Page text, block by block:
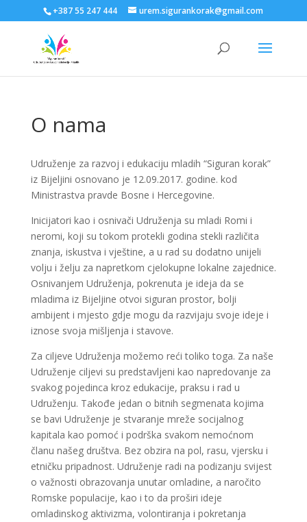
+387 55 247 444 urem.sigurankorak@gmail.com
O nama
Udruženje za razvoj i edukaciju mladih “Siguran korak”
iz Bijeljini osnovano je 12.09.2017. godine. kod
Ministrastva pravde Bosne i Hercegovine.
Inicijatori kao i osnivači Udruženja su mladi Romi i
neromi, koji su tokom protekli godina stekli različita
znanja, iskustva i vještine, a u rad su dodatno unijeli
volju i želju za napretkom cjelokupne lokalne zajednice.
Osnivanjem Udruženja, pokrenuta je ideja da se
mladima iz Bijeljine otvoi siguran prostor, bolji
ambijent i mjesto gdje mogu da razvijaju svoje ideje i
iznose svoja mišljenja i stavove.
Za ciljeve Udruženja možemo reći toliko toga. Za naše
Udruženje ciljevi su predstavljeni kao napredovanje za
svakog pojedinca kroz edukacije, praksu i rad u
Udruženju. Takođe jedan o bitnih segmenata kojima
se bavi Udruženje je stvaranje mreže socijalnog
kapitala kao pomoć i podrška svakom nemoćnom
članu našeg društva. Bez obzira na pol, rasu, vjersku i
etničku pripadnost. Udruženje radi na podizanju svijest
o važnosti obrazovanja unutar omladine, a naročito
Romske populacije, kao i to da proširi ideje
omladinskog aktivizma, volontiranja i pokretanja